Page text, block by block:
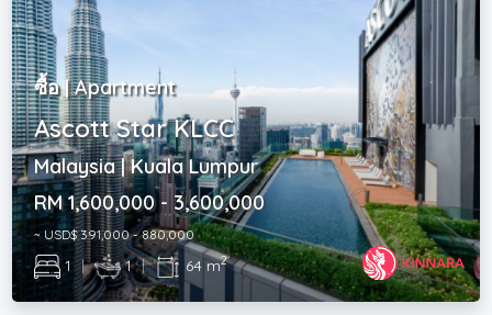
ซื้อ | Apartment
Ascott Star KLCC
Malaysia | Kuala Lumpur
RM 1,600,000 - 3,600,000
~ USD$ 391,000 - 880,000
1 | 1 | 64 m2